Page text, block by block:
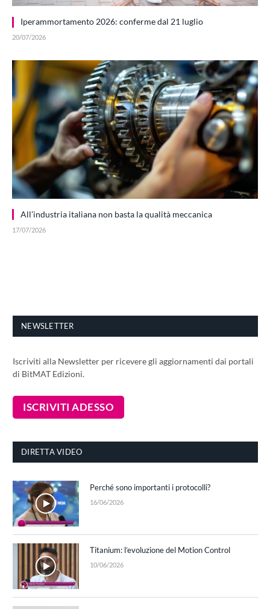
Iperammortamento 2026: conferme dal 21 luglio
20/07/2026
All’industria italiana non basta la qualità meccanica
17/07/2026
NEWSLETTER
Iscriviti alla Newsletter per ricevere gli aggiornamenti dai portali
di BitMAT Edizioni.
DIRETTA VIDEO
Perché sono importanti i protocolli?
16/06/2026
Titanium: l’evoluzione del Motion Control
10/06/2026